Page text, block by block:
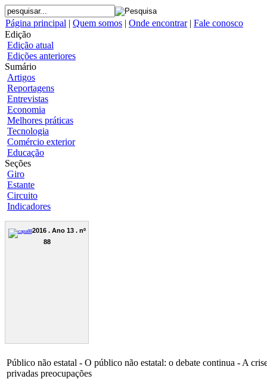
Página principal | Quem somos | Onde encontrar| Fale conosco
Edição
Edição atual
Edições anteriores
Sumário
Artigos
Reportagens
Entrevistas
Economia
Melhores práticas
Tecnologia
Comércio exterior
Educação
Seções
Giro
Estante
Circuito
Indicadores
2016 . Ano 13 . nº
88
Público não estatal - O público não estatal: o debate continua - A
privadas preocupações